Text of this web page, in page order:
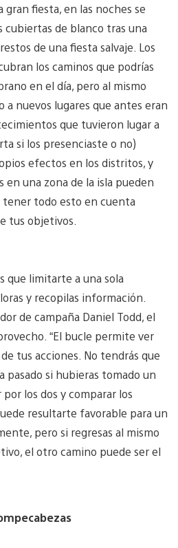
fiesta, en las noches se
cubiertas de blanco tras una
de una fiesta salvaje. Los
los caminos que podrías
en el día, pero al mismo
nuevos lugares que antes eran
que tuvieron lugar a
si los presenciaste o no)
efectos en los distritos, y
en una zona de la isla pueden
tener todo esto en cuenta
tus objetivos.
que limitarte a una sola
y recopilas información.
de campaña Daniel Todd, el
“El bucle permite ver
tus acciones. No tendrás que
si hubieras tomado un
los dos y comparar los
resultarte favorable para un
pero si regresas al mismo
el otro camino puede ser el